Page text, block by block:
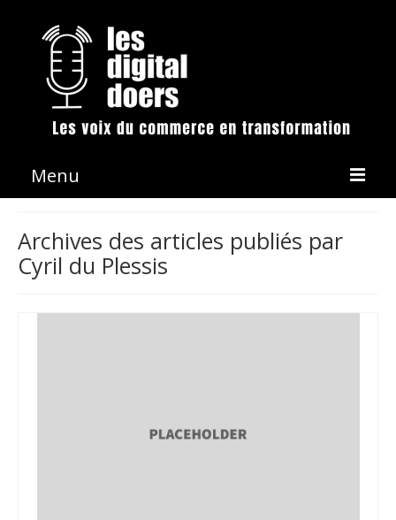
Menu
Les émissions
Archives des articles publiés par
Cyril du Plessis